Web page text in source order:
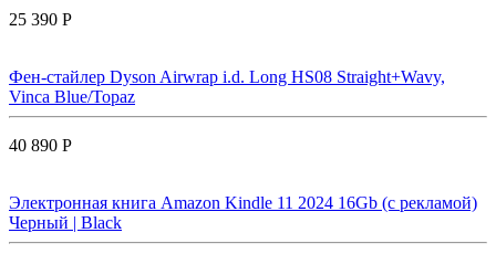
25 390 Р
Фен-стайлер Dyson Airwrap i.d. Long HS08 Straight+Wavy,
Vinca Blue/Topaz
40 890 Р
Электронная книга Amazon Kindle 11 2024 16Gb (с рекламой)
Черный | Black